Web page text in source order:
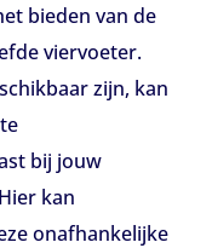
bieden van de
viervoeter.
zijn, kan
bij jouw
kan
onafhankelijke